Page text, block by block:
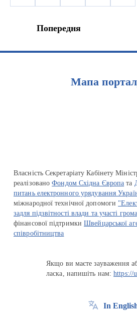
Попередня
Мапа
Власність Секретаріату Кабінету
реалізованоФондом Східна Європа та
питань електронного урядування
міжнародної технічної допомоги
задля підзвітності влади та участі
фінансової підтримкиШвейцарської
співробітництва
Якщо ви маєте зауваження
ласка, напишіть нам:https://
In